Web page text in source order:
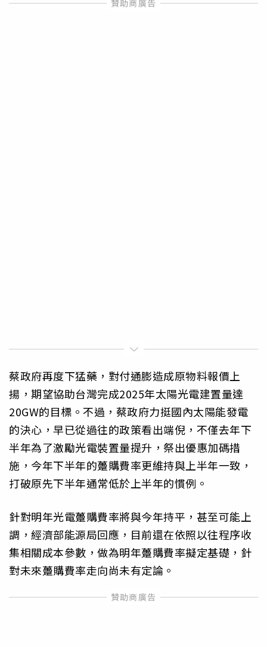
蔡政府再度下猛藥，對付通膨造成原物料報價上
揚，期望協助台灣完成2025年太陽光電建置量達
20GW的目標。不過，蔡政府力挺國內太陽能發電
的決心，早已從過往的政策看出端倪，不僅去年下
半年為了激勵光電裝置量提升，祭出優惠加碼措
施，今年下半年的躉購費率更維持與上半年一致，
打破原先下半年通常低於上半年的慣例。
針對明年光電躉購費率將與今年持平，甚至可能上
調，經濟部能源局回應，目前還在依照以往程序收
集相關成本參數，做為明年躉購費率擬定基礎，針
對未來躉購費率走向尚未有定論。